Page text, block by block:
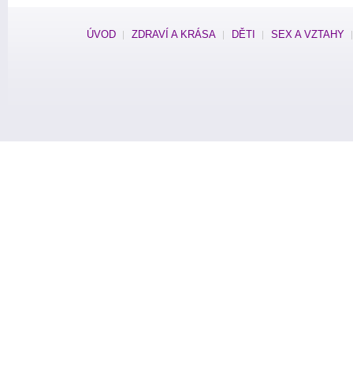
ÚVOD ZDRAVÍ A KRÁSA DĚTI SEX A VZTAHY